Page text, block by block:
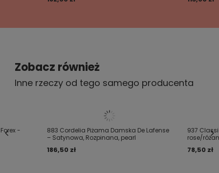
Zobacz również
Inne rzeczy od tego samego producenta
-
883 Cordelia Piżama Damska De Lafense
– Satynowa, Rozpinana, pearl
186,50 zł
937
rose/
78,50 zł